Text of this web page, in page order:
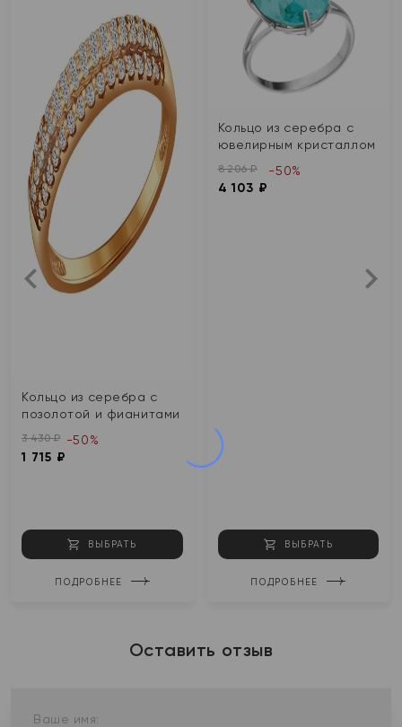
Кольцо из серебра с
позолотой и фианитами
3 430 ₽
1 715 ₽
-50%
ВЫБРАТЬ
ПОДРОБНЕЕ
Кольцо из серебра с
ювелирным кристаллом
8 206 ₽
4 103 ₽
-50%
ВЫБРАТЬ
ПОДРОБНЕЕ
Оставить отзыв
Ваше имя: